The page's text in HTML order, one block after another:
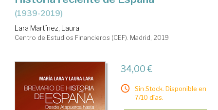
(1939-2019)
Lara Martínez, Laura
Centro de Estudios Financieros (CEF). Madrid, 2019
34,00 €
Sin Stock. Disponible en
7/10 días.